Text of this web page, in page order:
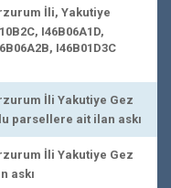
İli, Yakutiye
I46B06A1D,
I46B01D3C
İli Yakutiye Gez
parsellere ait ilan askı
İli Yakutiye Gez
askı